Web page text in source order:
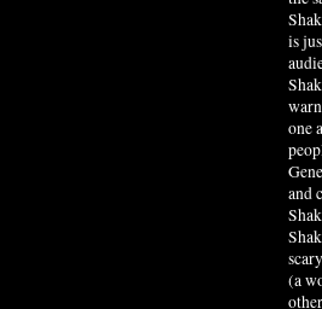
is
one
and
(a